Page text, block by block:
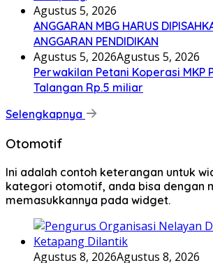
Agustus 5, 2026
ANGGARAN MBG HARUS
ANGGARAN PENDIDIKAN
Agustus 5, 2026Agustus 5, 2026
Perwakilan Petani Koperasi MKP
Talangan Rp.5 miliar
Selengkapnya
Otomotif
Ini adalah contoh keterangan untuk
kategori otomotif, anda bisa dengan
memasukkannya pada widget.
Agustus 8, 2026Agustus 8, 2026